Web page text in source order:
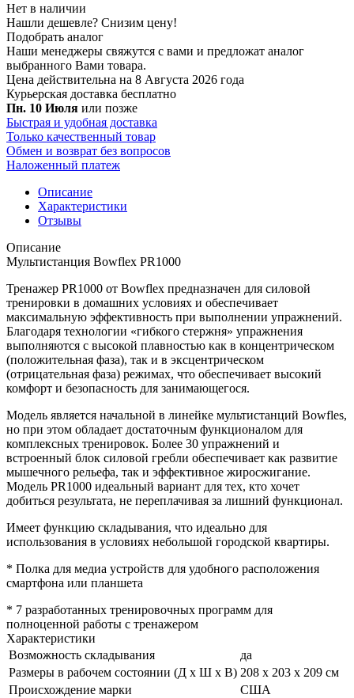
Нет в наличии
Нашли дешевле? Снизим цену!
Подобрать аналог
Наши менеджеры свяжутся с вами и предложат аналог
выбранного Вами товара.
Цена действительна на 8 Августа 2026 года
Курьерская доставка бесплатно
Пн. 10 Июля или позже
Быстрая и удобная доставка
Только качественный товар
Обмен и возврат без вопросов
Наложенный платеж
Описание
Характеристики
Отзывы
Описание
Мультистанция Bowflex PR1000
Тренажер PR1000 от Bowflex предназначен для силовой
тренировки в домашних условиях и обеспечивает
максимальную эффективность при выполнении упражнений.
Благодаря технологии «гибкого стержня» упражнения
выполняются с высокой плавностью как в концентрическом
(положительная фаза), так и в эксцентрическом
(отрицательная фаза) режимах, что обеспечивает высокий
комфорт и безопасность для занимающегося.
Модель является начальной в линейке мультистанций Bowfles,
но при этом обладает достаточным функционалом для
комплексных тренировок. Более 30 упражнений и
встроенный блок силовой гребли обеспечивает как развитие
мышечного рельефа, так и эффективное жиросжигание.
Модель PR1000 идеальный вариант для тех, кто хочет
добиться результата, не переплачивая за лишний функционал.
Имеет функцию складывания, что идеально для
использования в условиях небольшой городской квартиры.
* Полка для медиа устройств для удобного расположения
смартфона или планшета
* 7 разработанных тренировочных программ для
полноценной работы с тренажером
Характеристики
Возможность складывания
да
Размеры в рабочем состоянии (Д х Ш х В) 208 x 203 х 209 см
Происхождение марки
США